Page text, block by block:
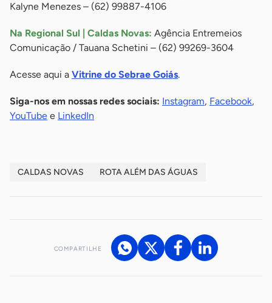
Kalyne Menezes – (62) 99887-4106
Na Regional Sul | Caldas Novas: Agência Entremeios
Comunicação / Tauana Schetini – (62) 99269-3604
Acesse aqui a Vitrine do Sebrae Goiás.
Siga-nos em nossas redes sociais: Instagram, Facebook,
YouTube e LinkedIn
CALDAS NOVAS ROTA ALÉM DAS ÁGUAS
COMPARTILHE